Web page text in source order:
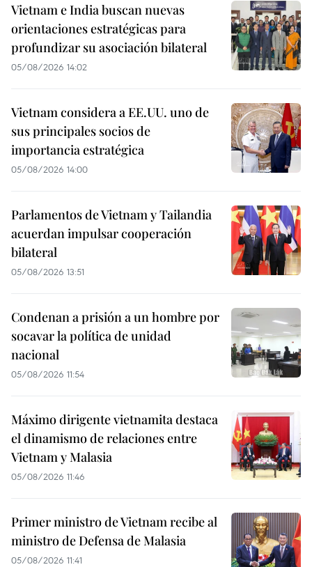
Vietnam e India buscan nuevas
orientaciones estratégicas para
profundizar su asociación bilateral
05/08/2026 14:02
Vietnam considera a EE.UU. uno de
sus principales socios de
importancia estratégica
05/08/2026 14:00
Parlamentos de Vietnam y Tailandia
acuerdan impulsar cooperación
bilateral
05/08/2026 13:51
Condenan a prisión a un hombre por
socavar la política de unidad
nacional
05/08/2026 11:54
Máximo dirigente vietnamita destaca
el dinamismo de relaciones entre
Vietnam y Malasia
05/08/2026 11:46
Primer ministro de Vietnam recibe al
ministro de Defensa de Malasia
05/08/2026 11:41